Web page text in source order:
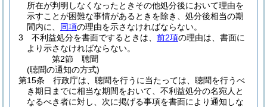
所在が判明しなくなったときその他処分後において理由を
示すことが困難な事情があるときを除き、処分後相当の期
間内に、 同項の理由を示さなければならない。
3
不利益処分を書面でするときは、 前2項の理由は、書面に
より示さなければならない。
第2節
聴聞
(聴聞の通知の方式)
第15条
行政庁は、聴聞を行うに当たっては、聴聞を行うべ
き期日までに相当な期間をおいて、不利益処分の名宛人と
なるべき者に対し、次に掲げる事項を書面により通知しな